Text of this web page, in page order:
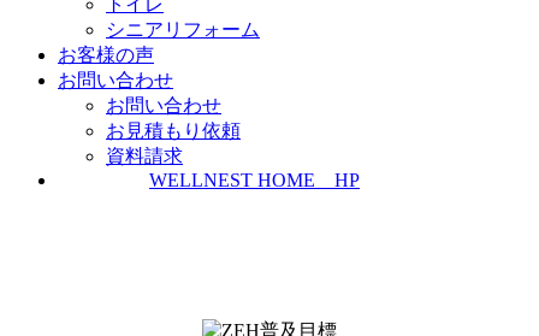
トイレ
シニアリフォーム
お客様の声
お問い合わせ
お問い合わせ
お見積もり依頼
資料請求
WELLNEST HOME HP